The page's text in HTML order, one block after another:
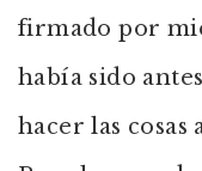
firmado por
había sido
hacer las cosas